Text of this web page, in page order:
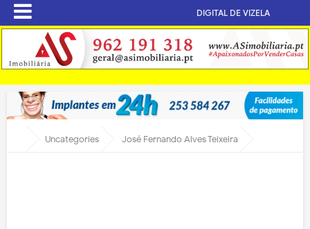
DIGITAL DE VIZELA
Uncategories José Fernando Alves Teixeira